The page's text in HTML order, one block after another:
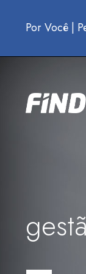
Por Você |